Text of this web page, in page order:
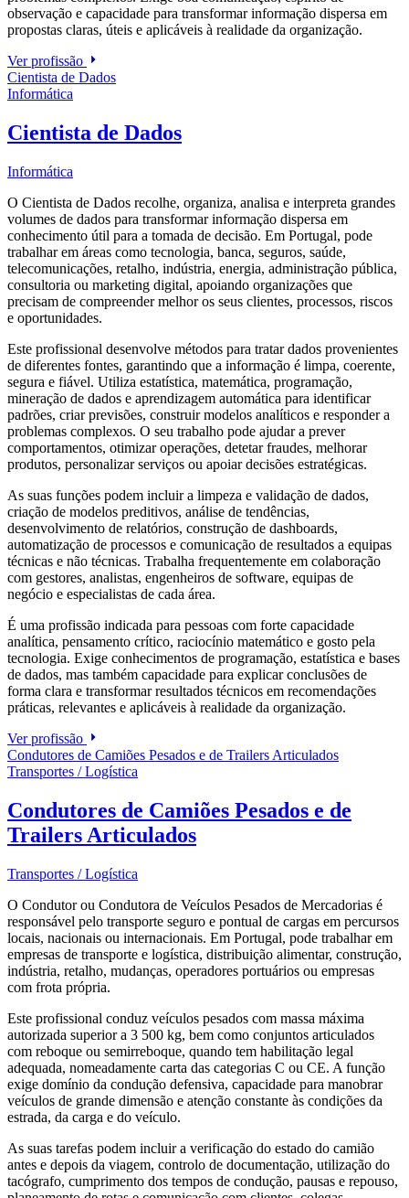
observação e capacidade para transformar informação dispersa em
propostas claras, úteis e aplicáveis à realidade da organização.
Ver profissão
Cientista de Dados
Informática
Cientista de Dados
Informática
O Cientista de Dados recolhe, organiza, analisa e interpreta grandes
volumes de dados para transformar informação dispersa em
conhecimento útil para a tomada de decisão. Em Portugal, pode
trabalhar em áreas como tecnologia, banca, seguros, saúde,
telecomunicações, retalho, indústria, energia, administração pública,
consultoria ou marketing digital, apoiando organizações que
precisam de compreender melhor os seus clientes, processos, riscos
e oportunidades.
Este profissional desenvolve métodos para tratar dados provenientes
de diferentes fontes, garantindo que a informação é limpa, coerente,
segura e fiável. Utiliza estatística, matemática, programação,
mineração de dados e aprendizagem automática para identificar
padrões, criar previsões, construir modelos analíticos e responder a
problemas complexos. O seu trabalho pode ajudar a prever
comportamentos, otimizar operações, detetar fraudes, melhorar
produtos, personalizar serviços ou apoiar decisões estratégicas.
As suas funções podem incluir a limpeza e validação de dados,
criação de modelos preditivos, análise de tendências,
desenvolvimento de relatórios, construção de dashboards,
automatização de processos e comunicação de resultados a equipas
técnicas e não técnicas. Trabalha frequentemente em colaboração
com gestores, analistas, engenheiros de software, equipas de
negócio e especialistas de cada área.
É uma profissão indicada para pessoas com forte capacidade
analítica, pensamento crítico, raciocínio matemático e gosto pela
tecnologia. Exige conhecimentos de programação, estatística e bases
de dados, mas também capacidade para explicar conclusões de
forma clara e transformar resultados técnicos em recomendações
práticas, relevantes e aplicáveis à realidade da organização.
Ver profissão
Condutores de Camiões Pesados e de Trailers Articulados
Transportes / Logística
Condutores de Camiões Pesados e de
Trailers Articulados
Transportes / Logística
O Condutor ou Condutora de Veículos Pesados de Mercadorias é
responsável pelo transporte seguro e pontual de cargas em percursos
locais, nacionais ou internacionais. Em Portugal, pode trabalhar em
empresas de transporte e logística, distribuição alimentar, construção,
indústria, retalho, mudanças, operadores portuários ou empresas
com frota própria.
Este profissional conduz veículos pesados com massa máxima
autorizada superior a 3 500 kg, bem como conjuntos articulados
com reboque ou semirreboque, quando tem habilitação legal
adequada, nomeadamente carta das categorias C ou CE. A função
exige domínio da condução defensiva, capacidade para manobrar
veículos de grande dimensão e atenção constante às condições da
estrada, da carga e do veículo.
As suas tarefas podem incluir a verificação do estado do camião
antes e depois da viagem, controlo de documentação, utilização do
tacógrafo, cumprimento dos tempos de condução, pausas e repouso,